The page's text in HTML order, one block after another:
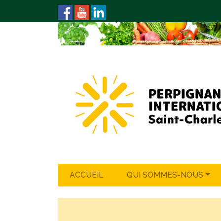
ACCUEIL QUI SOMMES-NOUS